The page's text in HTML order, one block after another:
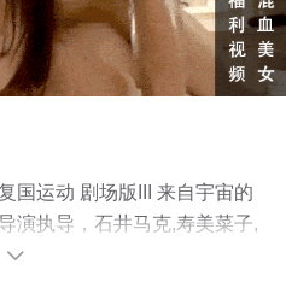
国运动 剧场版III 来自宇宙的
演执导，石井马克,寿美菜子,
精彩演绎的日本电影，手机
